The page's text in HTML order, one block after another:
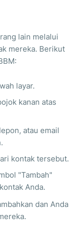
lain melalui
mereka. Berikut
layar.
kanan atas
atau email
kontak tersebut.
"Tambah"
Anda.
dan Anda